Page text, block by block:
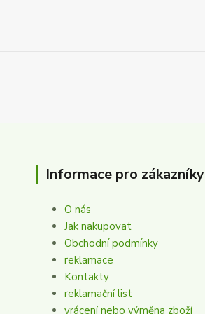
Informace pro zákazníky
O nás
Jak nakupovat
Obchodní podmínky
reklamace
Kontakty
reklamační list
vrácení nebo výměna zboží